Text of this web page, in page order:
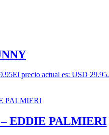
El precio actual es: USD 29.95.
EDDIE PALMIERI